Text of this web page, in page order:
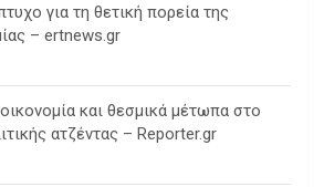
για τη θετική πορεία της
– ertnews.gr
και θεσμικά μέτωπα στο
ατζέντας – Reporter.gr